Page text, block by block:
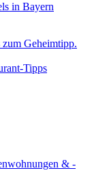
in Bayern
Geheimtipp.
Tipps
& -